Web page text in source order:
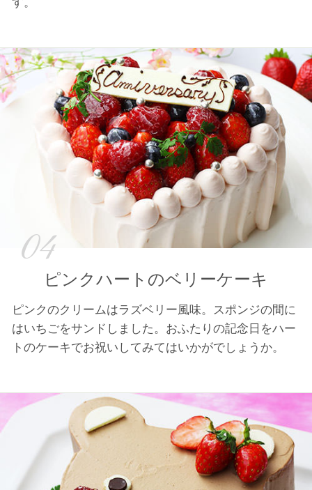
04
ピンクハートのベリーケーキ
ピンクのクリームはラズベリー風味。スポンジの間に
はいちごをサンドしました。おふたりの記念日をハー
トのケーキでお祝いしてみてはいかがでしょうか。